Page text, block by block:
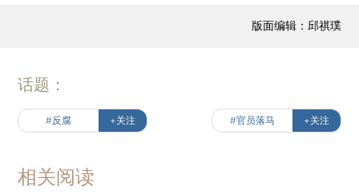
版面编辑：邱祺璞
话题：
#反腐 +关注 #官员落马 +关注
相关阅读